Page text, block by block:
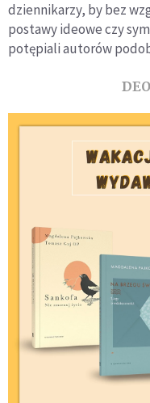
dziennikarzy, by bez
postawy ideowe czy
potępiali autorów